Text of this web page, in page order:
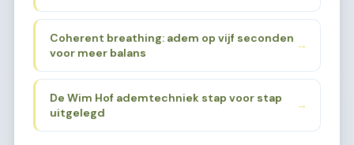
Coherent breathing: adem op vijf seconden
voor meer balans
→
De Wim Hof ademtechniek stap voor stap
uitgelegd
→